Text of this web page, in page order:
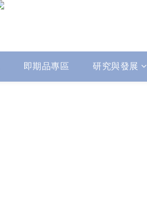
即期品專區 研究與發展